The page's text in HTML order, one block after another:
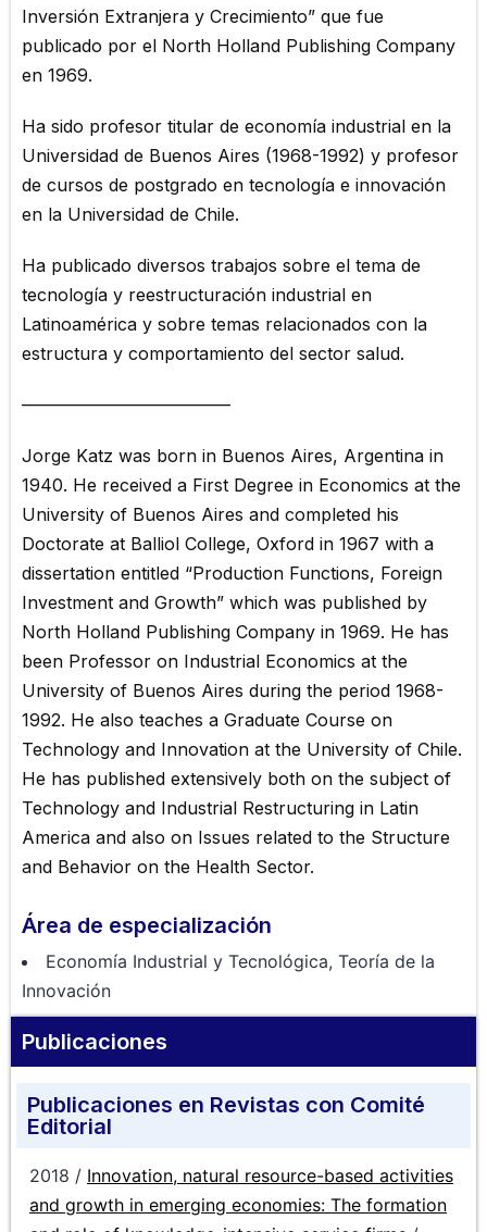
Inversión Extranjera y Crecimiento” que fue
publicado por el North Holland Publishing Company
en 1969.
Ha sido profesor titular de economía industrial en la
Universidad de Buenos Aires (1968-1992) y profesor
de cursos de postgrado en tecnología e innovación
en la Universidad de Chile.
Ha publicado diversos trabajos sobre el tema de
tecnología y reestructuración industrial en
Latinoamérica y sobre temas relacionados con la
estructura y comportamiento del sector salud.
————————————
Jorge Katz was born in Buenos Aires, Argentina in
1940. He received a First Degree in Economics at the
University of Buenos Aires and completed his
Doctorate at Balliol College, Oxford in 1967 with a
dissertation entitled “Production Functions, Foreign
Investment and Growth” which was published by
North Holland Publishing Company in 1969. He has
been Professor on Industrial Economics at the
University of Buenos Aires during the period 1968-
1992. He also teaches a Graduate Course on
Technology and Innovation at the University of Chile.
He has published extensively both on the subject of
Technology and Industrial Restructuring in Latin
America and also on Issues related to the Structure
and Behavior on the Health Sector.
Área de especialización
Economía Industrial y Tecnológica, Teoría de la
Innovación
Publicaciones
Publicaciones en Revistas con Comité
Editorial
2018 / Innovation, natural resource-based activities
and growth in emerging economies: The formation